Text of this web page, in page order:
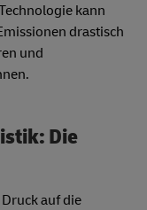
kann
drastisch
und
Die
auf die